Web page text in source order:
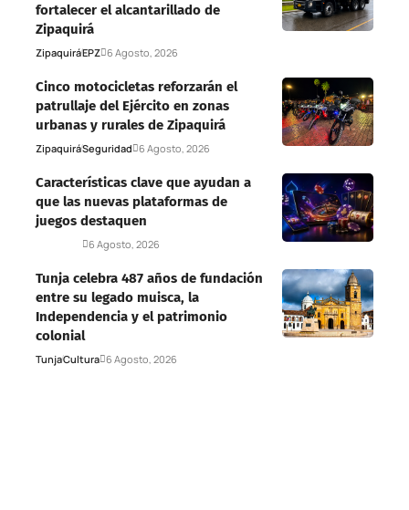
fortalecer el alcantarillado de
Zipaquirá
ZipaquiráEPZ 6 Agosto, 2026
Cinco motocicletas reforzarán el
patrullaje del Ejército en zonas
urbanas y rurales de Zipaquirá
ZipaquiráSeguridad 6 Agosto, 2026
Características clave que ayudan a
que las nuevas plataformas de
juegos destaquen
6 Agosto, 2026
Tunja celebra 487 años de fundación
entre su legado muisca, la
Independencia y el patrimonio
colonial
TunjaCultura 6 Agosto, 2026